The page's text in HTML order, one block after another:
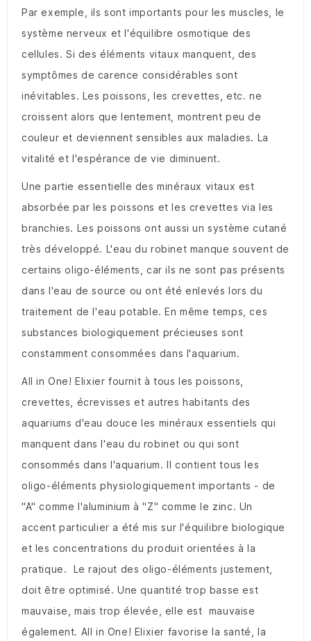
Par exemple, ils sont importants pour les muscles, le
système nerveux et l'équilibre osmotique des
cellules. Si des éléments vitaux manquent, des
symptômes de carence considérables sont
inévitables. Les poissons, les crevettes, etc. ne
croissent alors que lentement, montrent peu de
couleur et deviennent sensibles aux maladies. La
vitalité et l'espérance de vie diminuent.
Une partie essentielle des minéraux vitaux est
absorbée par les poissons et les crevettes via les
branchies. Les poissons ont aussi un système cutané
très développé. L'eau du robinet manque souvent de
certains oligo-éléments, car ils ne sont pas présents
dans l'eau de source ou ont été enlevés lors du
traitement de l'eau potable. En même temps, ces
substances biologiquement précieuses sont
constamment consommées dans l'aquarium.
All in One! Elixier fournit à tous les poissons,
crevettes, écrevisses et autres habitants des
aquariums d'eau douce les minéraux essentiels qui
manquent dans l'eau du robinet ou qui sont
consommés dans l'aquarium. Il contient tous les
oligo-éléments physiologiquement importants - de
"A" comme l'aluminium à "Z" comme le zinc. Un
accent particulier a été mis sur l'équilibre biologique
et les concentrations du produit orientées à la
pratique. Le rajout des oligo-éléments justement,
doit être optimisé. Une quantité trop basse est
mauvaise, mais trop élevée, elle est mauvaise
également. All in One! Elixier favorise la santé, la